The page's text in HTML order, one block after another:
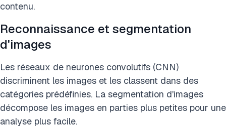
contenu.
Reconnaissance et segmentation
d'images
Les réseaux de neurones convolutifs (CNN)
discriminent les images et les classent dans des
catégories prédéfinies. La segmentation d'images
décompose les images en parties plus petites pour une
analyse plus facile.